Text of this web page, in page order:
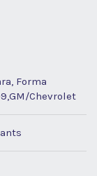
Forma
Chevrolet